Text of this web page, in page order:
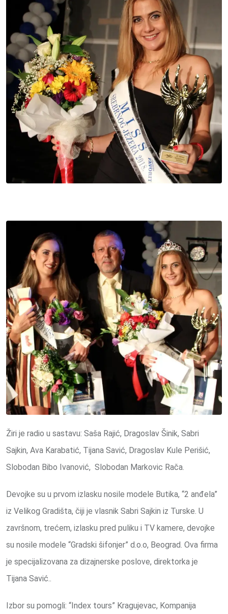
Žiri je radio u sastavu: Saša Rajić, Dragoslav Šinik, Sabri
Sajkin, Ava Karabatić, Tijana Savić, Dragoslav Kule Perišić,
Slobodan Bibo Ivanović, Slobodan Markovic Rača.
Devojke su u prvom izlasku nosile modele Butika, “2 anđela”
iz Velikog Gradišta, čiji je vlasnik Sabri Sajkin iz Turske. U
završnom, trećem, izlasku pred puliku i TV kamere, devojke
su nosile modele “Gradski šifonjer” d.o.o, Beograd. Ova firma
je specijalizovana za dizajnerske poslove, direktorka je
Tijana Savić..
Izbor su pomogli: “Index tours” Kragujevac, Kompanija